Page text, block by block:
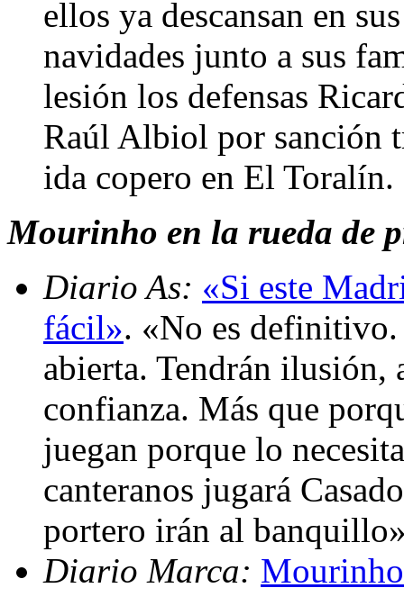
ellos ya descansan en
navidades junto a sus
lesión los defensas
Raúl Albiol por sanción
ida copero en El
Mourinho en la rueda de
Diario As: «Si este
fácil». «No es
abierta. Tendrán ilusión,
confianza. Más que
juegan porque lo
canteranos jugará
portero irán al
Diario Marca: